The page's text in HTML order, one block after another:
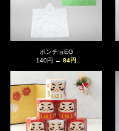
ポンチョEG
140円 → 84円